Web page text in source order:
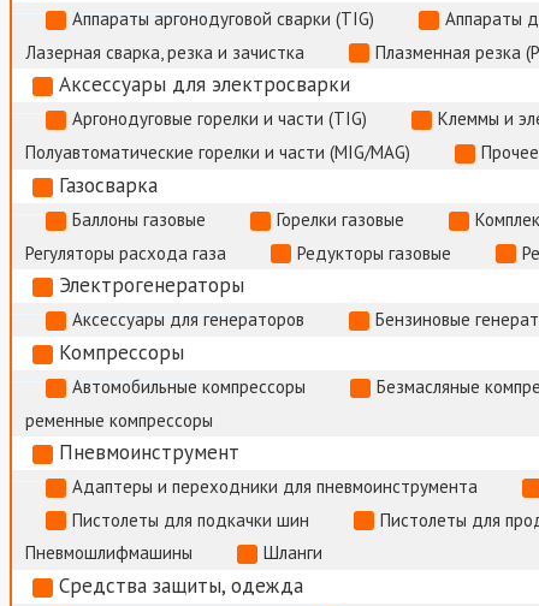
Аппараты аргонодуговой сварки (TIG)
Аппараты
Лазерная сварка, резка и зачистка
Плазменная резка
Аксессуары для электросварки
Аргонодуговые горелки и части (TIG)
Клеммы и
Полуавтоматические горелки и части (MIG/MAG)
Газосварка
Баллоны газовые Горелки газовые
Регуляторы расхода газа
Редукторы газовые
Электрогенераторы
Аксессуары для генераторов Бензиновые
Компрессоры
Автомобильные компрессоры
Безмасляные
ременные компрессоры
Пневмоинструмент
Адаптеры и переходники для пневмоинструмента
Пистолеты для подкачки шин
Пистолеты для
Пневмошлифмашины
Шланги
Средства защиты, одежда